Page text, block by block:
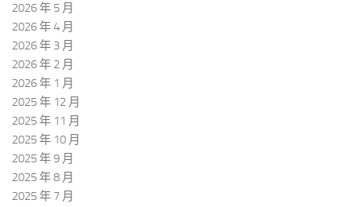
2026 年 5 月
2026 年 4 月
2026 年 3 月
2026 年 2 月
2026 年 1 月
2025 年 12 月
2025 年 11 月
2025 年 10 月
2025 年 9 月
2025 年 8 月
2025 年 7 月